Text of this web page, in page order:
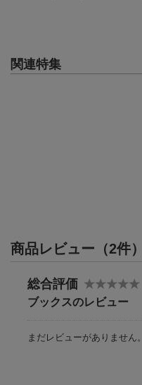
関連特集
商品レビュー（2件）
総合評価
ブックスのレビュー
まだレビューがありません。